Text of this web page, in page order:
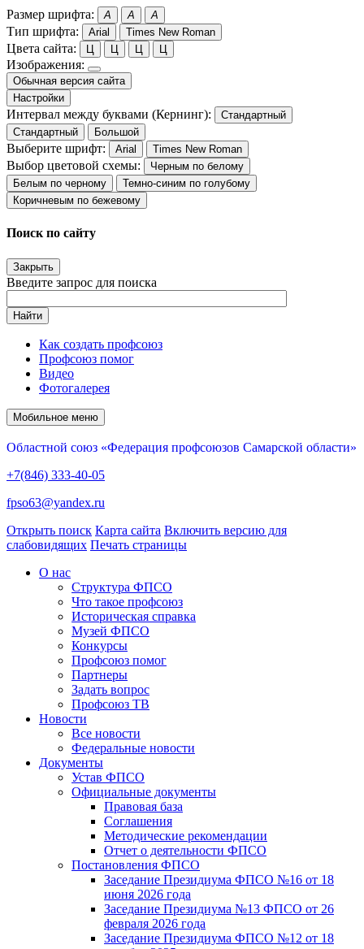
Размер шрифта: A A A
Тип шрифта: Arial Times New Roman
Цвета сайта: Ц Ц Ц Ц
Изображения:
Обычная версия сайта
Настройки
Интервал между буквами (Кернинг):
Стандартный
Стандартный
Большой
Выберите шрифт: Arial Times New Roman
Выбор цветовой схемы:
Черным по белому
Белым по черному
Темно-синим по голубому
Коричневым по бежевому
Поиск по сайту
Закрыть
Введите запрос для поиска
Найти
Как создать профсоюз
Профсоюз помог
Видео
Фотогалерея
Мобильное меню
Областной союз «Федерация профсоюзов Самарской области»
+7(846) 333-40-05
fpso63@yandex.ru
Открыть поиск Карта сайта Включить версию для
слабовидящих Печать страницы
О нас
Структура ФПСО
Что такое профсоюз
Историческая справка
Музей ФПСО
Конкурсы
Профсоюз помог
Партнеры
Задать вопрос
Профсоюз ТВ
Новости
Все новости
Федеральные новости
Документы
Устав ФПСО
Официальные документы
Правовая база
Соглашения
Методические рекомендации
Отчет о деятельности ФПСО
Постановления ФПСО
Заседание Президиума ФПСО №16 от 18
июня 2026 года
Заседание Президиума №13 ФПСО от 26
февраля 2026 года
Заседание Президиума ФПСО №12 от 18